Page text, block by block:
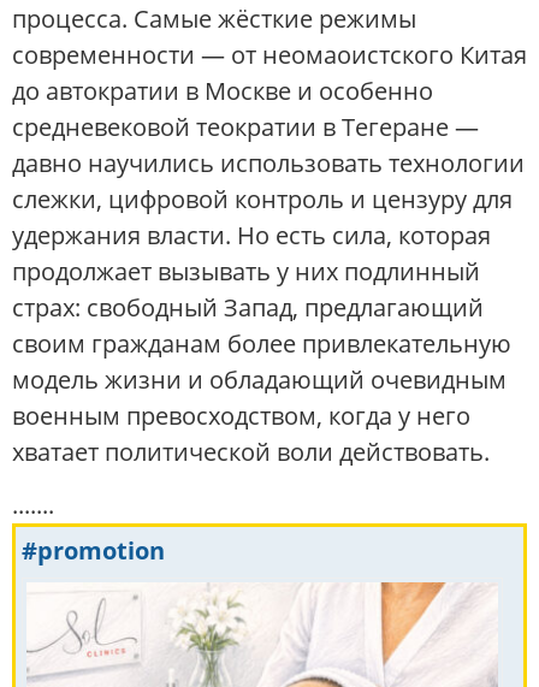
процесса. Самые жёсткие режимы
современности — от неомаоистского Китая
до автократии в Москве и особенно
средневековой теократии в Тегеране —
давно научились использовать технологии
слежки, цифровой контроль и цензуру для
удержания власти. Но есть сила, которая
продолжает вызывать у них подлинный
страх: свободный Запад, предлагающий
своим гражданам более привлекательную
модель жизни и обладающий очевидным
военным превосходством, когда у него
хватает политической воли действовать.
.......
#promotion